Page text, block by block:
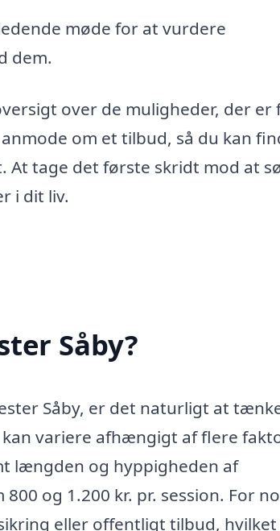
møde for at vurdere
dem.
over de muligheder, der er
om et tilbud, så du kan
At tage det første skridt mod at
i dit liv.
Såby?
Såby, er det naturligt at
variere afhængigt af flere
længden og hyppigheden af
og 1.200 kr. pr. session. For
eller offentligt tilbud, hvilket